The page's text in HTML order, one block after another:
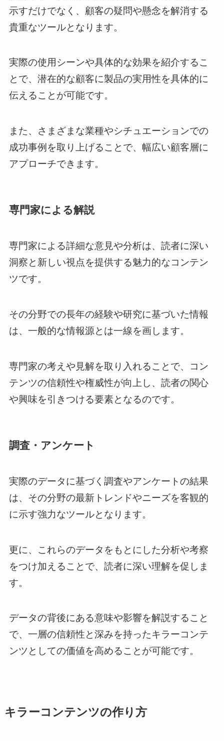
示すだけでなく、顧客の疑問や懸念を解消する
貴重なツールとなります。
実際の使用シーンや具体的な効果を紹介するこ
とで、潜在的な顧客に製品の実用性を具体的に
伝えることが可能です。
また、さまざまな業種やシチュエーションでの
成功事例を取り上げることで、幅広い顧客層に
アプローチできます。
専門家による解説
専門家による詳細な意見や分析は、読者に深い
洞察と新しい視点を提供する魅力的なコンテン
ツです。
その分野での長年の経験や研究に基づいた情報
は、一般的な情報源とは一線を画します。
専門家の考えや見解を取り入れることで、コン
テンツの信頼性や権威性が向上し、読者の関心
や興味を引きつける要素となるのです。
調査・アンケート
実際のデータに基づく調査やアンケートの結果
は、その分野の最新トレンドやニーズを客観的
に示す強力なツールとなります。
更に、これらのデータをもとにした分析や考察
をつけ加えることで、読者に深い理解を促しま
す。
データの背後にある意味や影響を解説すること
で、一層の信頼性と深みを持ったキラーコンテ
ンツとしての価値を高めることが可能です。
キラーコンテンツの作り方